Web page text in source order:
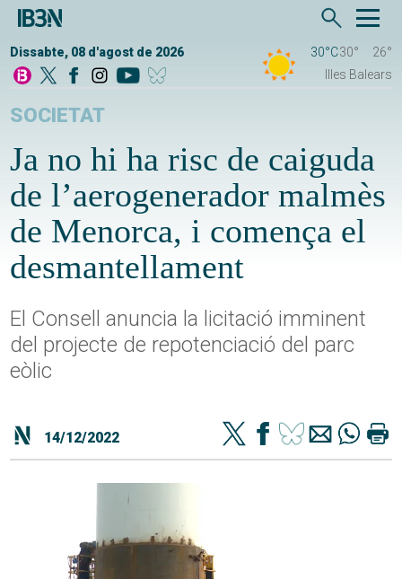
Dissabte, 08 d'agost de 2026 30°C30°
26°
Illes Balears
SOCIETAT
Ja no hi ha risc de caiguda
de l’aerogenerador malmès
de Menorca, i comença el
desmantellament
El Consell anuncia la licitació imminent
del projecte de repotenciació del parc
eòlic
14/12/2022